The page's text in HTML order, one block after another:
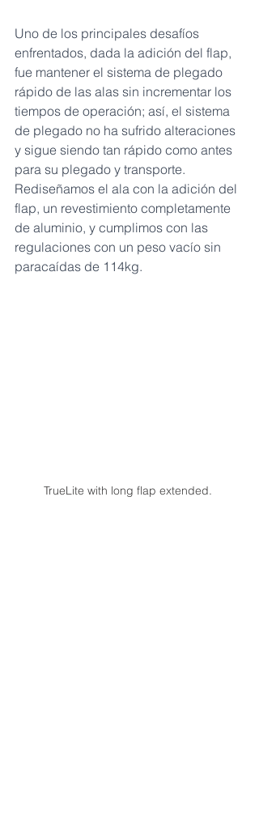
Uno de los principales desafíos
enfrentados, dada la adición del flap,
fue mantener el sistema de plegado
rápido de las alas sin incrementar los
tiempos de operación; así, el sistema
de plegado no ha sufrido alteraciones
y sigue siendo tan rápido como antes
para su plegado y transporte.
Rediseñamos el ala con la adición del
flap, un revestimiento completamente
de aluminio, y cumplimos con las
regulaciones con un peso vacío sin
paracaídas de 114kg.
TrueLite with long flap extended.